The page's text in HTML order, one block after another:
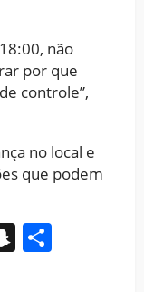
não
por que
controle”,
no local e
que podem
Snapchat